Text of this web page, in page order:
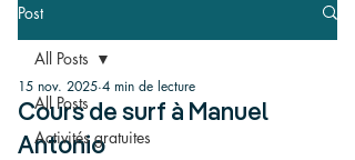
Post
All Posts
Activités gratuites
All Posts
Cours de surf à Manuel
Antonio
15 nov. 2025 4 min de lecture